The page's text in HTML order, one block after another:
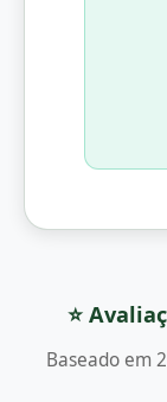
⭐
Baseado em